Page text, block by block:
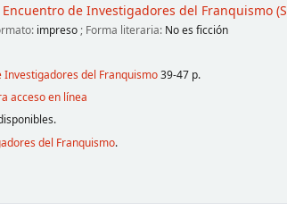
Encuentro de Investigadores del Franquismo
impreso; Forma literaria: No es ficción
Investigadores del Franquismo39-47 p.
acceso en línea
del Franquismo.